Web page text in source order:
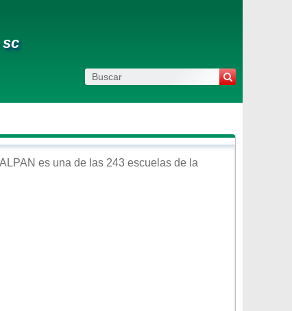
sc
es una de las 243 escuelas de la